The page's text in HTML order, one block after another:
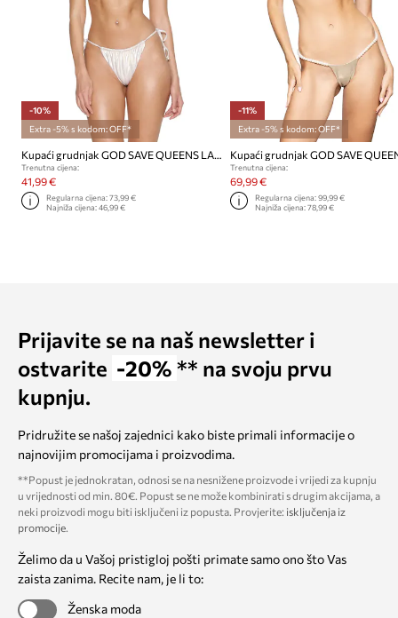
-10%
Extra -5% s kodom: OFF*
Kupaći grudnjak GOD SAVE QUEENS LA BRISA TOP
Trenutna cijena:
41,99 €
Regularna cijena:73,99 €
Najniža cijena:46,99 €
-11%
Extra -5% s kodom: OFF*
Trenutna cijena:
69,99 €
Regularna cijena: 99,99 €
Najniža cijena: 78,99 €
Prijavite se na naš newsletter i
ostvarite -20% ** na svoju prvu
kupnju.
Pridružite se našoj zajednici kako biste primali informacije o
najnovijim promocijama i proizvodima.
**Popust je jednokratan, odnosi se na nesnižene proizvode i vrijedi za kupnju
u vrijednosti od min. 80€. Popust se ne može kombinirati s drugim akcijama, a
neki proizvodi mogu biti isključeni iz popusta. Provjerite: isključenja iz
promocije.
Želimo da u Vašoj pristigloj pošti primate samo ono što Vas
zaista zanima. Recite nam, je li to:
Ženska moda